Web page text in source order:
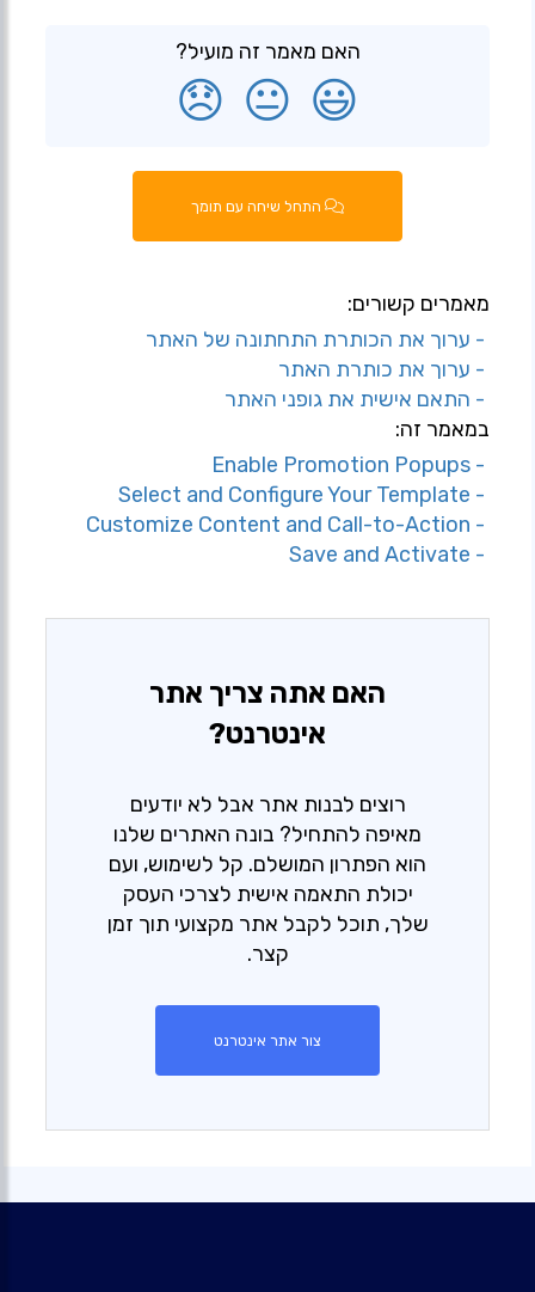
האם מאמר זה מועיל?
😃
😐
😞
התחל שיחה עם תומך
מאמרים קשורים:
- ערוך את הכותרת התחתונה של האתר
- ערוך את כותרת האתר
- התאם אישית את גופני האתר
במאמר זה:
- Enable Promotion Popups
- Select and Configure Your Template
- Customize Content and Call-to-Action
- Save and Activate
האם אתה צריך אתר
אינטרנט?
רוצים לבנות אתר אבל לא יודעים
מאיפה להתחיל? בונה האתרים שלנו
הוא הפתרון המושלם. קל לשימוש, ועם
יכולת התאמה אישית לצרכי העסק
שלך, תוכל לקבל אתר מקצועי תוך זמן
קצר.
צור אתר אינטרנט